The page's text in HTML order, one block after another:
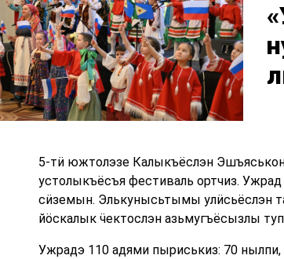
5-тӥ южтолэзе Калыкъёслэн
устолыкъёсъя фестиваль ортчиз.
сӥземын. Элькунысьтымы улӥсьёслэн
йӧскалык ӵектослэн азьмугъёсызлы
Ужрадэ 110 адями пыриськиз: 70